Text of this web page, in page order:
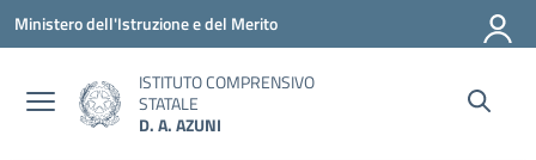
Vai ai contenuti
Vai al menu di navigazione
Vai al footer
Ministero dell'Istruzione e del Merito
ISTITUTO COMPRENSIVO
STATALE
D. A. AZUNI